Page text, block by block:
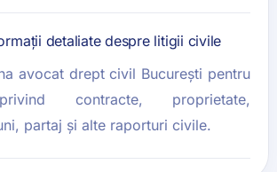
detaliate despre litigii civile
avocat drept civil București pentru
contracte, proprietate,
partaj și alte raporturi civile.